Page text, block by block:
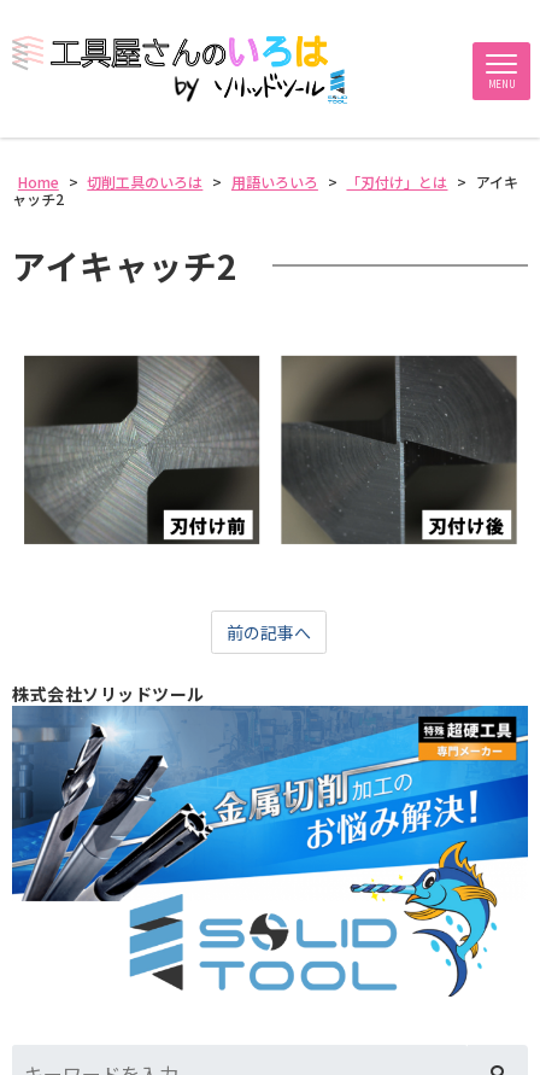
MENU
Home > 切削工具のいろは > 用語いろいろ > 「刃付け」とは > アイキ
ャッチ2
アイキャッチ2
前の記事へ
株式会社ソリッドツール